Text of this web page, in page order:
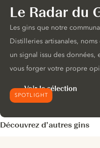
SPOTLIGHT
Le Radar du
Les gins que notre
Distilleries artisanales,
un signal issu des données,
vous forger votre propre
Voir la sélection
Découvrez d’autres gins